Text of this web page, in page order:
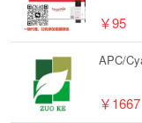
￥95
APC/
￥1667